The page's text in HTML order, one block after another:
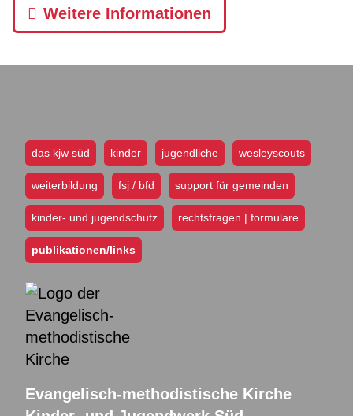
Weitere Informationen
das kjw süd kinder jugendliche wesleyscouts
weiterbildung fsj / bfd support für gemeinden
kinder- und jugendschutz rechtsfragen | formulare
publikationen/links
Evangelisch-methodistische Kirche